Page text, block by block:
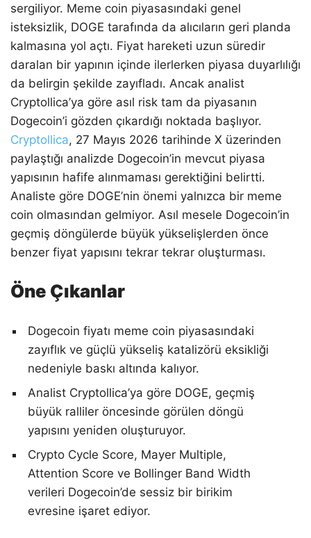
sergiliyor. Meme coin piyasasındaki genel
isteksizlik, DOGE tarafında da alıcıların geri planda
kalmasına yol açtı. Fiyat hareketi uzun süredir
daralan bir yapının içinde ilerlerken piyasa duyarlılığı
da belirgin şekilde zayıfladı. Ancak analist
Cryptollica’ya göre asıl risk tam da piyasanın
Dogecoin’i gözden çıkardığı noktada başlıyor.
Cryptollica, 27 Mayıs 2026 tarihinde X üzerinden
paylaştığı analizde Dogecoin’in mevcut piyasa
yapısının hafife alınmaması gerektiğini belirtti.
Analiste göre DOGE’nin önemi yalnızca bir meme
coin olmasından gelmiyor. Asıl mesele Dogecoin’in
geçmiş döngülerde büyük yükselişlerden önce
benzer fiyat yapısını tekrar tekrar oluşturması.
Öne Çıkanlar
Dogecoin fiyatı meme coin piyasasındaki
zayıflık ve güçlü yükseliş katalizörü eksikliği
nedeniyle baskı altında kalıyor.
Analist Cryptollica’ya göre DOGE, geçmiş
büyük ralliler öncesinde görülen döngü
yapısını yeniden oluşturuyor.
Crypto Cycle Score, Mayer Multiple,
Attention Score ve Bollinger Band Width
verileri Dogecoin’de sessiz bir birikim
evresine işaret ediyor.